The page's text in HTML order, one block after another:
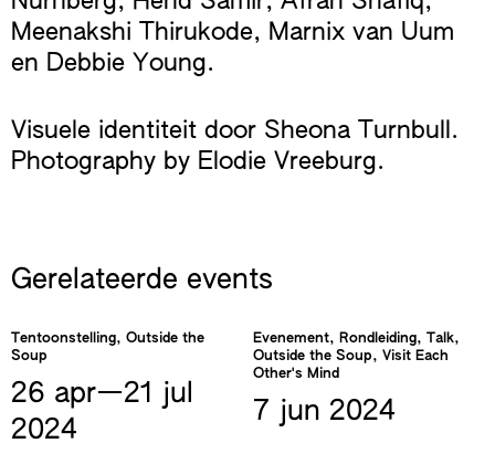
Meenakshi Thirukode, Marnix van Uum
en Debbie Young.
Visuele identiteit door Sheona Turnbull.
Photography by Elodie Vreeburg.
Gerelateerde events
Tentoonstelling, Outside the
Soup
26 apr—​21 jul
2024
Evenement, Rondleiding, Talk,
Outside the Soup, Visit Each
Other's Mind
7 jun 2024